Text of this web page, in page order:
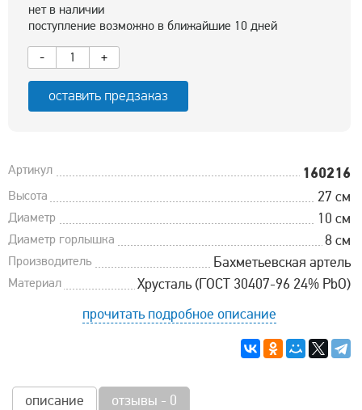
нет в наличии
поступление возможно в ближайшие 10 дней
-
+
оставить предзаказ
Артикул 160216
Высота 27 см
Диаметр 10 см
Диаметр горлышка 8 см
Производитель Бахметьевская артель
Материал
Хрусталь (ГОСТ 30407-96 24% PbO)
прочитать подробное описание
описание отзывы - 0